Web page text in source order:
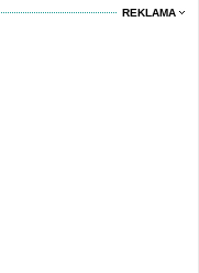
REKLAMA